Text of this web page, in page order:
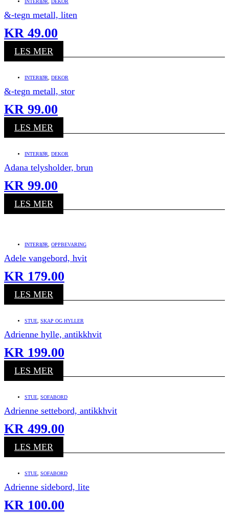
&-tegn metall, liten
KR 49.00
LES MER
INTERIØR DEKOR
&-tegn metall, stor
KR 99.00
LES MER
INTERIØR DEKOR
Adana telysholder, brun
KR 99.00
LES MER
INTERIØR OPPBEVARING
Adele vangebord, hvit
KR 179.00
LES MER
STUE SKAP OG HYLLER
Adrienne hylle, antikkhvit
KR 199.00
LES MER
STUE SOFABORD
Adrienne settebord, antikkhvit
KR 499.00
LES MER
STUE SOFABORD
Adrienne sidebord, lite
KR 100.00